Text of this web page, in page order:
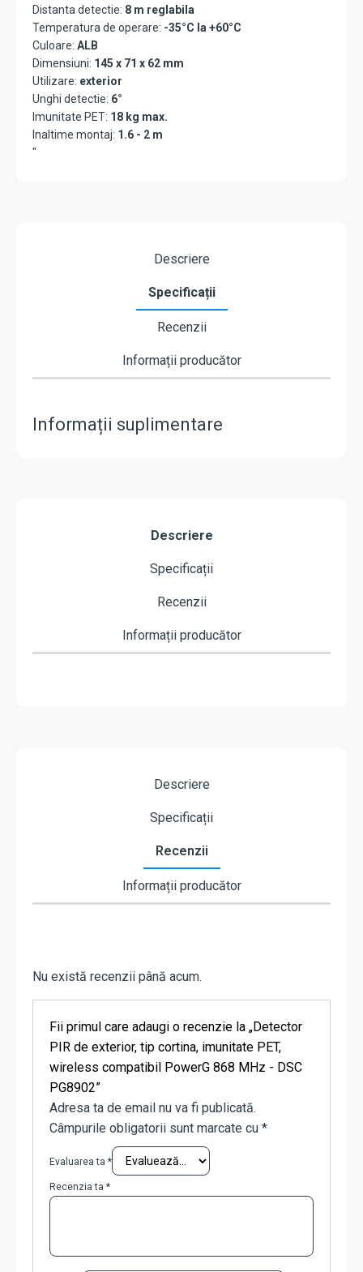
Distanta detectie: 8 m reglabila
Temperatura de operare: -35°C la +60°C
Culoare: ALB
Dimensiuni: 145 x 71 x 62 mm
Utilizare: exterior
Unghi detectie: 6°
Imunitate PET: 18 kg max.
Inaltime montaj: 1.6 - 2 m
"
Descriere
Specificații
Recenzii
Informații producător
Informații suplimentare
Descriere
Specificații
Recenzii
Informații producător
Descriere
Specificații
Recenzii
Informații producător
Nu există recenzii până acum.
Fii primul care adaugi o recenzie la „Detector
PIR de exterior, tip cortina, imunitate PET,
wireless compatibil PowerG 868 MHz - DSC
PG8902”
Adresa ta de email nu va fi publicată.
Câmpurile obligatorii sunt marcate cu *
Evaluarea ta *
Recenzia ta *